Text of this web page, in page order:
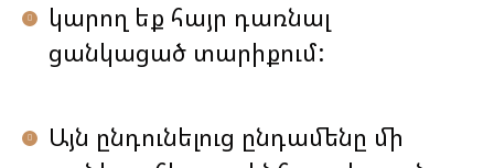
կարող եք հայր դառնալ
ցանկացած տարիքում:
Այն ընդունելուց ընդամենը մի